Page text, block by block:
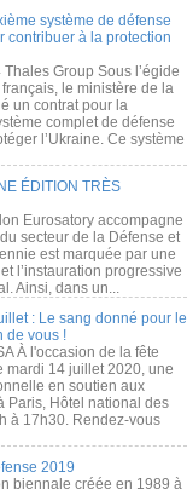
système de défense
contribuer à la protection
Group Sous l’égide
le ministère de la
un contrat pour la
complet de défense
l’Ukraine. Ce système
ÉDITION TRÈS
Eurosatory accompagne
secteur de la Défense et
est marquée par une
l’instauration progressive
Ainsi, dans un...
: Le sang donné pour le
de vous !
À l'occasion de la fête
mardi 14 juillet 2020, une
en soutien aux
Paris, Hôtel national des
à 17h30. Rendez-vous
2019
biennale créée en 1989 à